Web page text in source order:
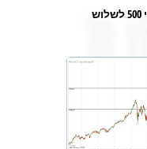
להלן גרף של מדד האס אנד פי 500 לשלוש